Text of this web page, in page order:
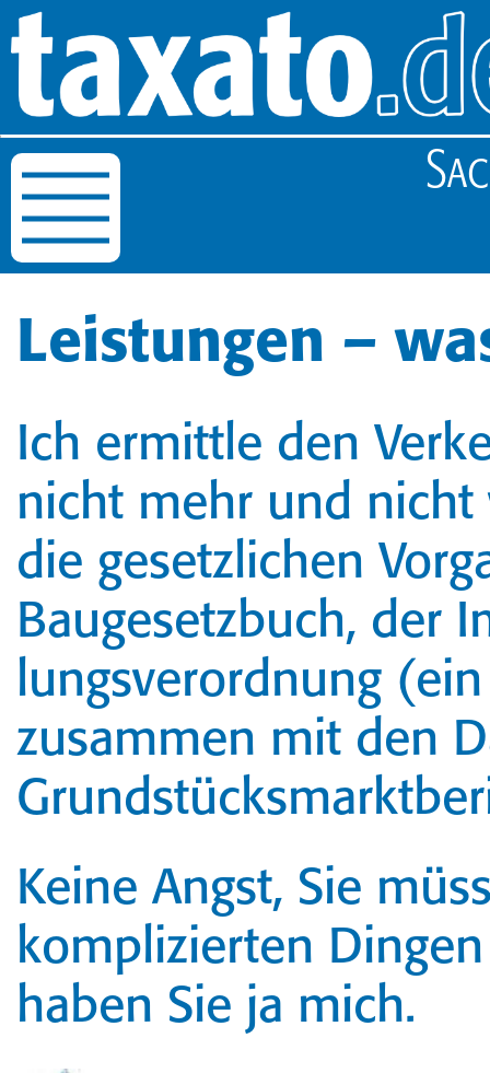
Leistungen –
Ich ermittle den
nicht mehr und nicht
die gesetzlichen
Baugesetzbuch, der
lungs­verordnung
zusammen mit den
Keine Angst, Sie
komplizierten
haben Sie ja mich.